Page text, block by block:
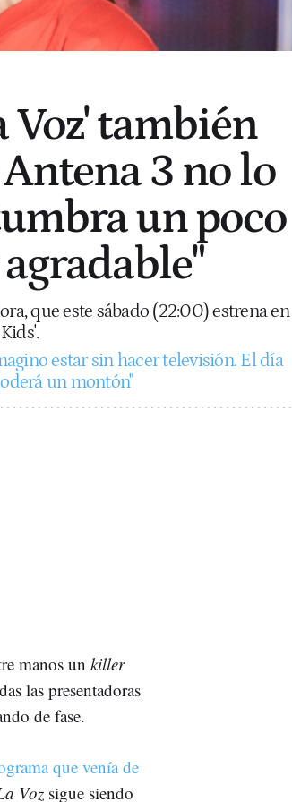
Voz' también
3 no lo
un poco
que este sábado (22:00) estrena en
estar sin hacer televisión. El día
un montón"
manos un killer
las presentadoras
de fase.
que venía de
Voz sigue siendo